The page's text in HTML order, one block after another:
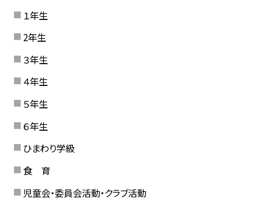
１年生
2年生
３年生
４年生
５年生
６年生
ひまわり学級
食 育
児童会・委員会活動・クラブ活動